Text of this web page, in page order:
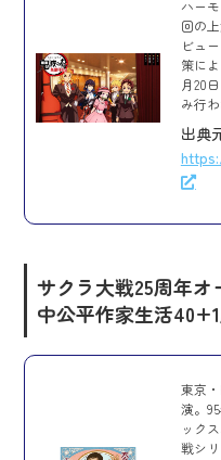
ハー
回の
ビュ
策に
月20
み行
出典
サクラ大戦25周年
中公平作家生活
東京
演。
ック
戦シ